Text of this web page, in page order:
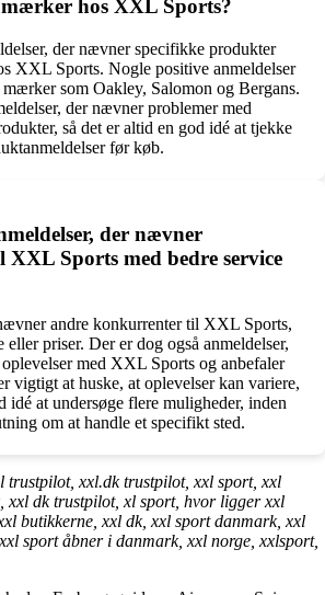
hos XXL Sports?
der nævner specifikke produkter
XXL Sports. Nogle positive anmeldelser
som Oakley, Salomon og Bergans.
der nævner problemer med
så det er altid en god idé at tjekke
før køb.
der nævner
Sports med bedre service
andre konkurrenter til XXL Sports,
eller priser. Der er dog også anmeldelser,
med XXL Sports og anbefaler
vigtigt at huske, at oplevelser kan variere,
idé at undersøge flere muligheder, inden
om at handle et specifikt sted.
trustpilot, xxl.dk trustpilot, xxl sport, xxl
xxl dk trustpilot, xl sport, hvor ligger xxl
butikkerne, xxl dk, xxl sport danmark, xxl
sport åbner i danmark, xxl norge, xxlsport,